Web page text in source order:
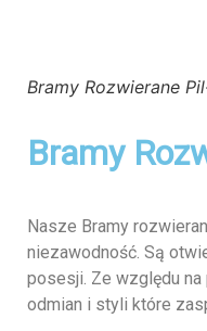
Bramy Rozwierane
Bramy
Nasze Bramy
niezawodność. Są
posesji. Ze względu
odmian i styli które